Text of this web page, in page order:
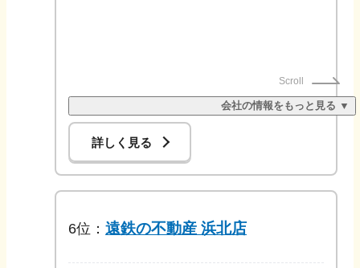
Scroll
会社の情報をもっと見る ▼
詳しく見る
6位： 遠鉄の不動産 浜北店